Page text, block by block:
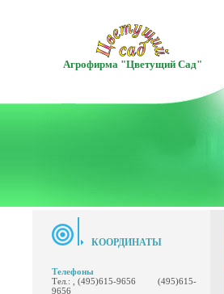
Агрофирма "Цветущий Сад"
КООРДИНАТЫ
Телефоны
Тел.: , (495)615-9656 (495)615-
9656